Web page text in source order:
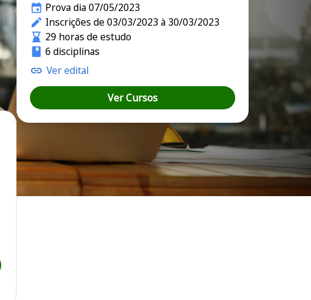
Prova dia 07/05/2023
Inscrições de 03/03/2023 à 30/03/2023
29 horas de estudo
6 disciplinas
Ver edital
Ver Cursos